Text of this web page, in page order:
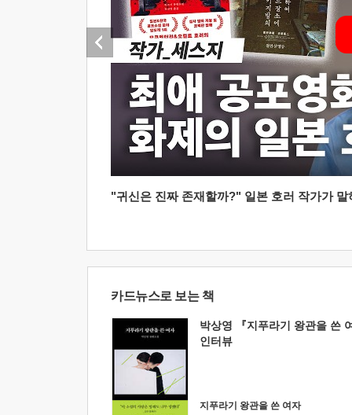
"귀신은 진짜 존재할까?" 일본 호러 작가가
카드뉴스로 보는 책
박상영 『지푸라기 왕관을 쓴
인터뷰
지푸라기 왕관을 쓴 여자